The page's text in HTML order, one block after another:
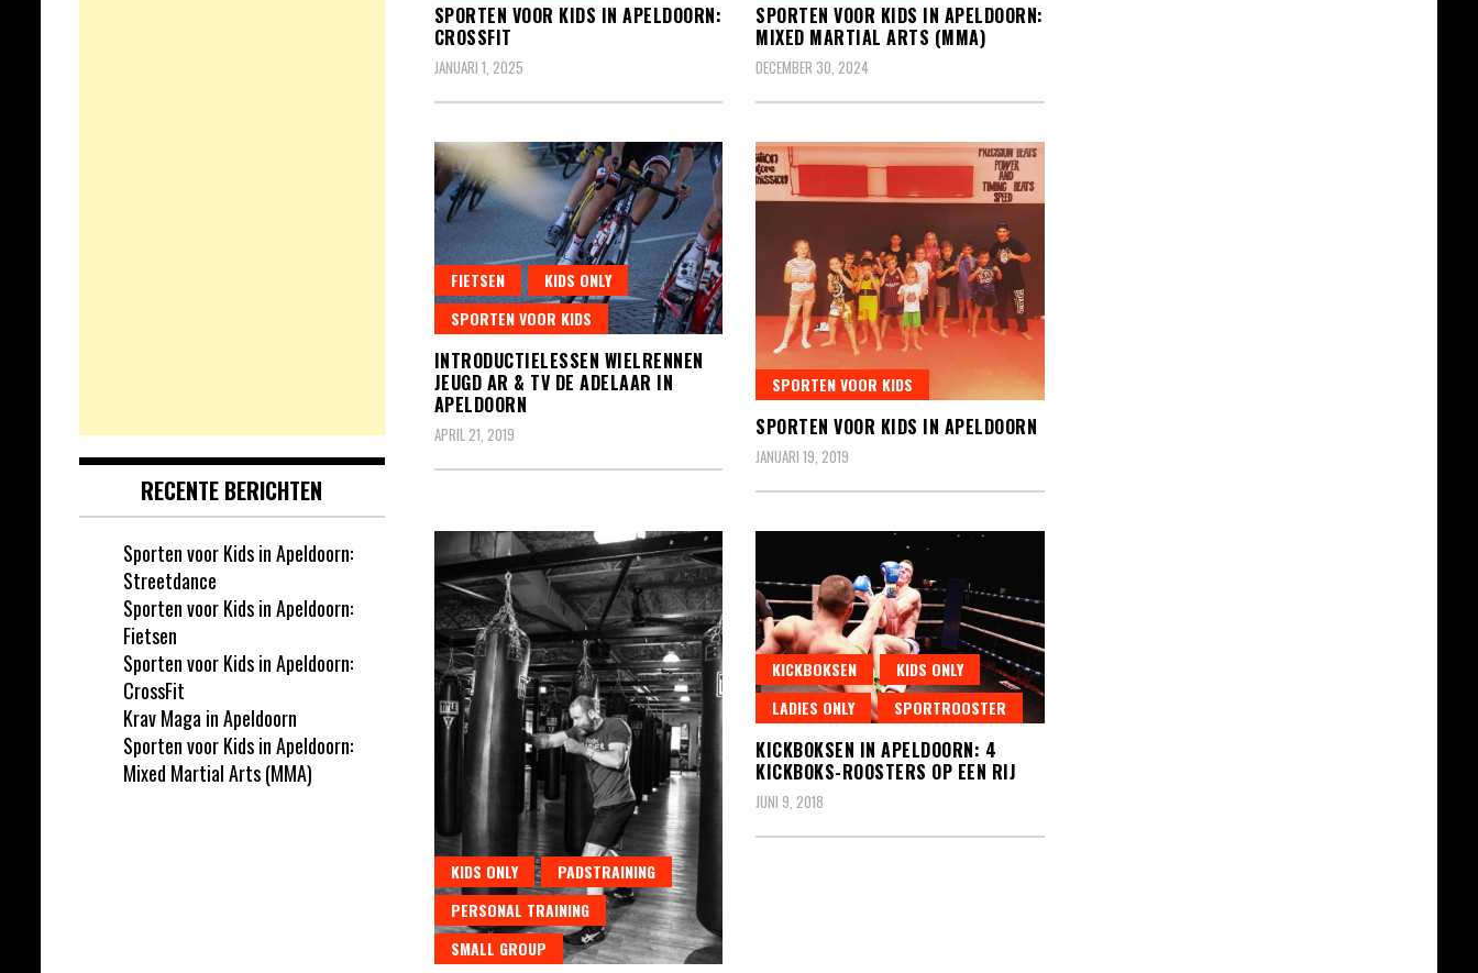
SPORTEN VOOR KIDS IN APELDOORN:
CROSSFIT
JANUARI 1, 2025
SPORTEN VOOR KIDS IN APELDOORN:
MIXED MARTIAL ARTS (MMA)
DECEMBER 30, 2024
FIETSEN
KIDS ONLY
SPORTEN VOOR KIDS
INTRODUCTIELESSEN WIELRENNEN
JEUGD AR & TV DE ADELAAR IN
APELDOORN
APRIL 21, 2019
SPORTEN VOOR KIDS
SPORTEN VOOR KIDS IN APELDOORN
JANUARI 19, 2019
KIDS ONLY
PADSTRAINING
PERSONAL TRAINING
SMALL GROUP
KICKBOKSEN
KIDS ONLY
LADIES ONLY
SPORTROOSTER
KICKBOKSEN IN APELDOORN: 4
KICKBOKS-ROOSTERS OP EEN RIJ
JUNI 9, 2018
RECENTE BERICHTEN
Sporten voor Kids in Apeldoorn:
Streetdance
Sporten voor Kids in Apeldoorn:
Fietsen
Sporten voor Kids in Apeldoorn:
CrossFit
Krav Maga in Apeldoorn
Sporten voor Kids in Apeldoorn:
Mixed Martial Arts (MMA)